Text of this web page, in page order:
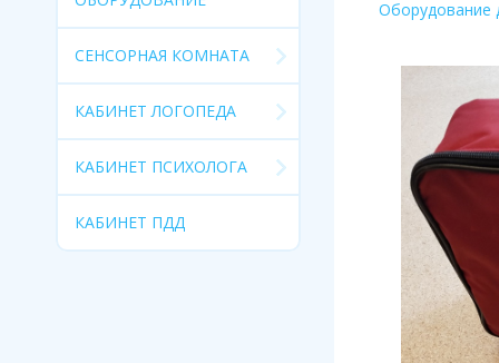
СЕНСОРНАЯ КОМНАТА
КАБИНЕТ ЛОГОПЕДА
КАБИНЕТ ПСИХОЛОГА
КАБИНЕТ ПДД
Оборудование